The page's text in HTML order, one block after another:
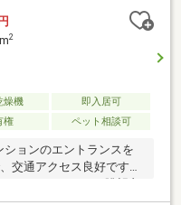
2
燥機
即入居可
権 ペット相談可
ョンのエントランスを
交通アクセス良好です〇
バルコニーからの眺望良
クローゼット・棚を設